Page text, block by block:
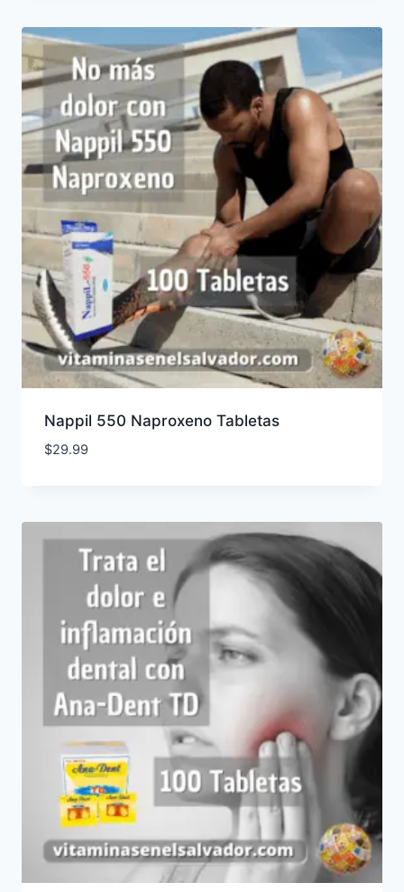
Nappil 550 Naproxeno Tabletas
$29.99